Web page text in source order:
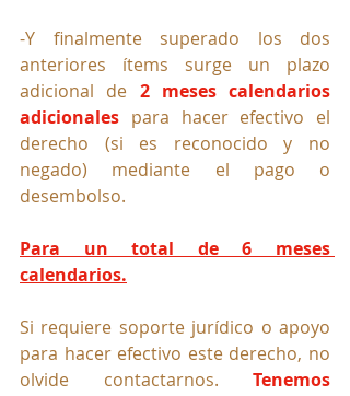
-Y finalmente superado los dos
anteriores ítems surge un plazo
adicional de 2 meses calendarios
adicionales para hacer efectivo el
derecho (si es reconocido y no
negado) mediante el pago o
desembolso.
Para un total de 6 meses
calendarios.
Si requiere soporte jurídico o apoyo
para hacer efectivo este derecho, no
olvide contactarnos. Tenemos